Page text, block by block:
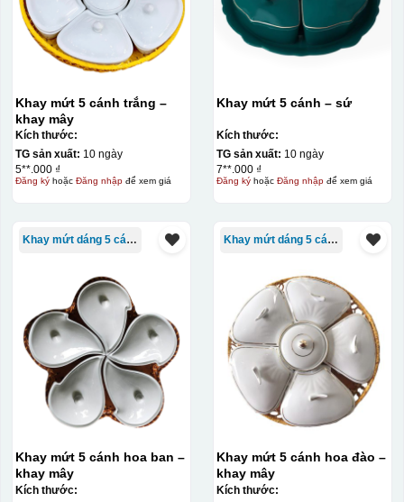
Khay mứt 5 cánh trắng –
khay mây
Kích thước:
TG sản xuất: 10 ngày
5**.000 ₫
Đăng kýhoặc Đăng nhậpđể xem giá
Khay mứt 5 cánh – sứ
Kích thước:
TG sản xuất: 10 ngày
7**.000 ₫
Đăng kýhoặc Đăng nhậpđể xem giá
Khay mứt dáng 5 cánh
Khay mứt 5 cánh hoa ban –
khay mây
Kích thước:
Khay mứt dáng 5 cánh
Khay mứt 5 cánh hoa đào –
khay mây
Kích thước: